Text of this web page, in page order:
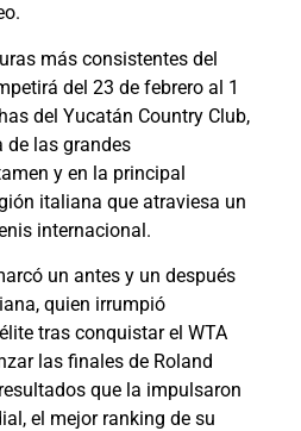
más consistentes del
del 23 de febrero al 1
del Yucatán Country Club,
de las grandes
y en la principal
italiana que atraviesa un
internacional.
un antes y un después
quien irrumpió
tras conquistar el WTA
las finales de Roland
que la impulsaron
el mejor ranking de su